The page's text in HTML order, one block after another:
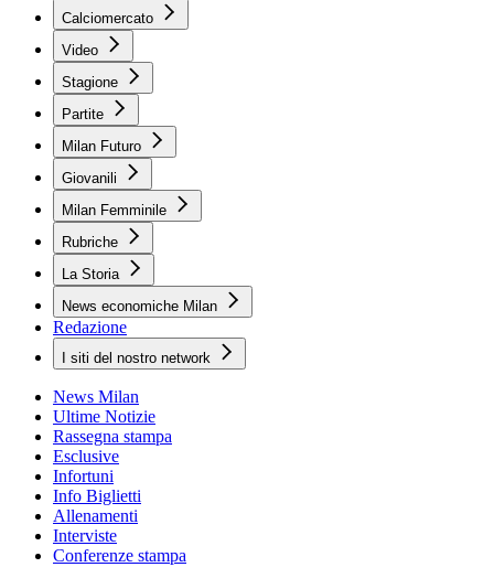
Calciomercato
Video
Stagione
Partite
Milan Futuro
Giovanili
Milan Femminile
Rubriche
La Storia
News economiche Milan
Redazione
I siti del nostro network
News Milan
Ultime Notizie
Rassegna stampa
Esclusive
Infortuni
Info Biglietti
Allenamenti
Interviste
Conferenze stampa